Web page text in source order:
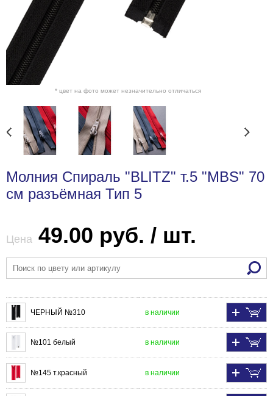
* цвет на фото может незначительно отличаться
Молния Спираль "BLITZ" т.5 "MBS" 70
см разъёмная Тип 5
Цена 49.00 руб. / шт.
ЧЕРНЫЙ №310 в наличии
№101 белый в наличии
№145 т.красный в наличии